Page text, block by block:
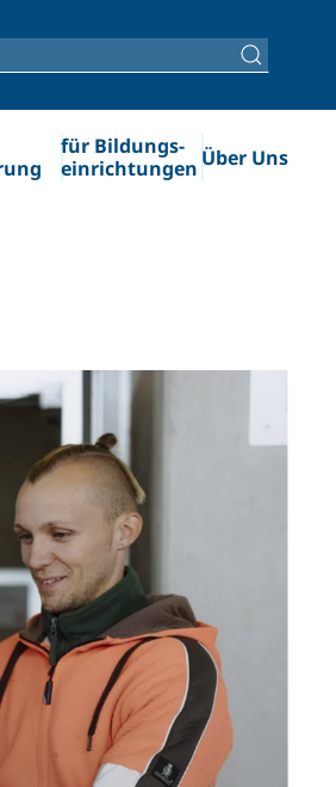
für Bildungs­­
einrichtungen Über Uns